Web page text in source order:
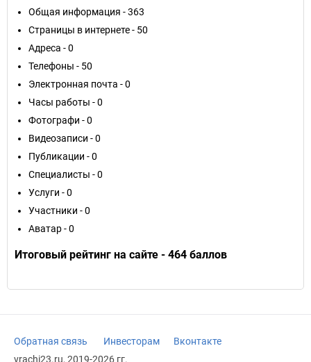
Общая информация - 363
Страницы в интернете - 50
Адреса - 0
Телефоны - 50
Электронная почта - 0
Часы работы - 0
Фотографи - 0
Видеозаписи - 0
Публикации - 0
Специалисты - 0
Услуги - 0
Участники - 0
Аватар - 0
Итоговый рейтинг на сайте - 464 баллов
Обратная связь Инвесторам
Вконтакте
vrachi23.ru, 2019-2026 гг.